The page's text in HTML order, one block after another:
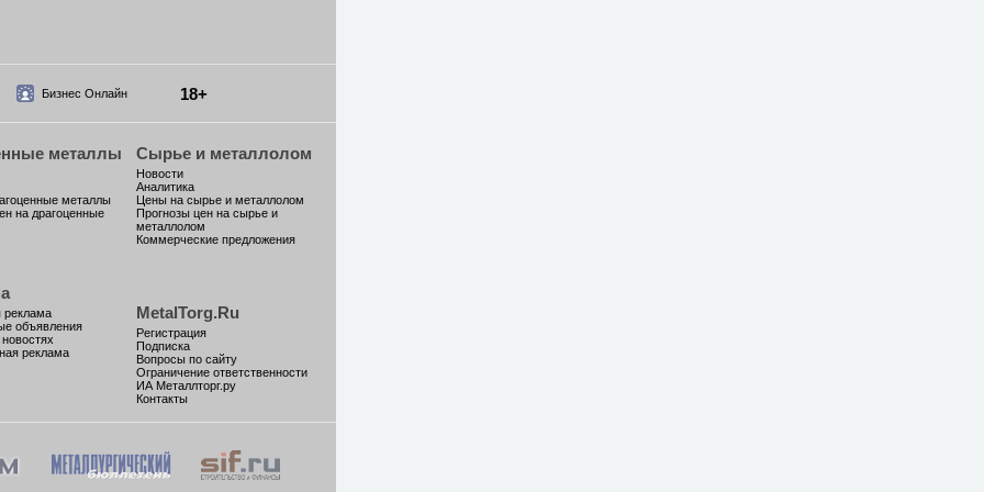
Бизнес Онлайн 18+
металлы
металлы
на драгоценные
Сырье и металлолом
Новости
Аналитика
Цены на сырье и металлолом
Прогнозы цен на сырье и
металлолом
Коммерческие предложения
реклама
объявления
реклама
MetalTorg.Ru
Регистрация
Подписка
Вопросы по сайту
Ограничение ответственности
ИА Металлторг.ру
Контакты